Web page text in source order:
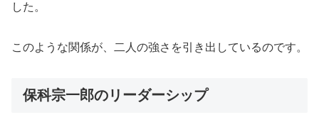
した。
このような関係が、二人の強さを引き出しているのです。
保科宗一郎のリーダーシップ